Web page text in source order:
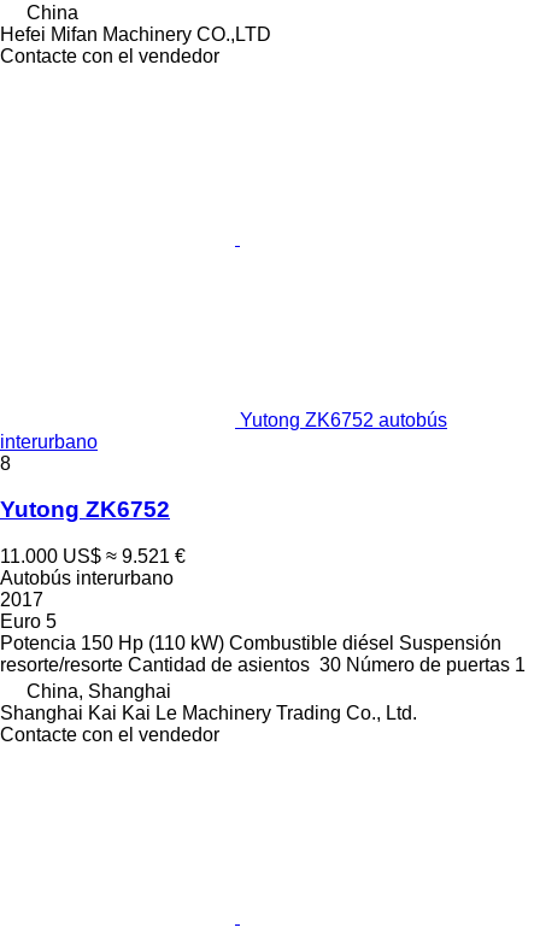
China
Hefei Mifan Machinery CO.,LTD
Contacte con el vendedor
Yutong ZK6752 autobús
interurbano
8
Yutong ZK6752
11.000 US$ ≈ 9.521 €
Autobús interurbano
2017
Euro 5
Potencia 150 Hp (110 kW) Combustible diésel Suspensión
resorte/resorte Cantidad de asientos 30 Número de puertas 1
China, Shanghai
Shanghai Kai Kai Le Machinery Trading Co., Ltd.
Contacte con el vendedor